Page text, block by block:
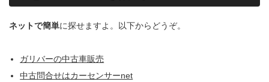
ネットで簡単に探せますよ。以下からどうぞ。
ガリバーの中古車販売
中古問合せはカーセンサーnet